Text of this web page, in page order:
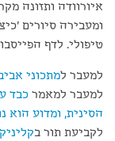
איורוודה ותזונה
ומעבירה סיורים
טיפולי. לדף
למעבר למתכוני
למעבר למאמר כבד
הסינית, ומדוע הוא
לקביעת תור ב